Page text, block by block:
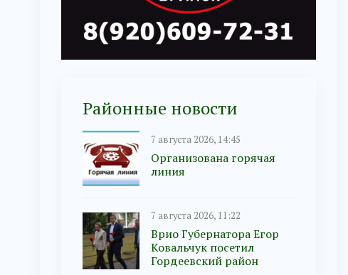
Районные новости
7 августа 2026, 14:45
Организована горячая
линия
7 августа 2026, 11:22
Врио Губернатора Егор
Ковальчук посетил
Гордеевский район